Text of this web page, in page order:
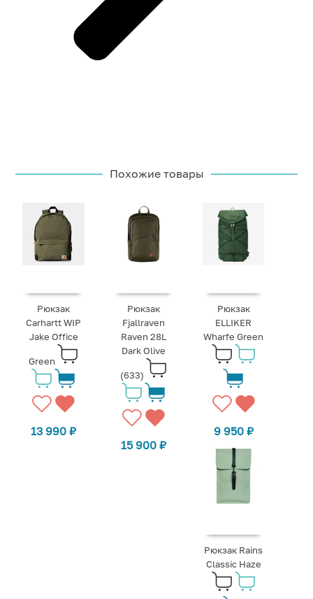
Похожие товары
Рюкзак
Carhartt WIP
Jake Office
Green
13 990₽
Рюкзак
Fjallraven
Raven 28L
Dark Olive
(633)
15 900 ₽
Рюкзак
ELLIKER
Wharfe Green
9 950 ₽
Рюкзак Rains
Classic Haze